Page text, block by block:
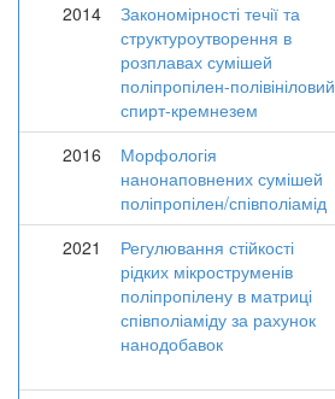
2014
Закономірності течії та
структуроутворення в
розплавах сумішей
поліпропілен-полівініловий
спирт-кремнезем
2016
Морфологія
нанонаповнених сумішей
поліпропілен/співполіамід
2021
Регулювання стійкості
рідких мікроструменів
поліпропілену в матриці
співполіаміду за рахунок
нанодобавок